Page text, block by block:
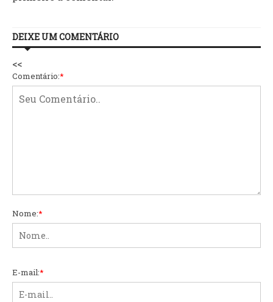
DEIXE UM COMENTÁRIO
<<
Comentário:*
Nome:*
E-mail:*